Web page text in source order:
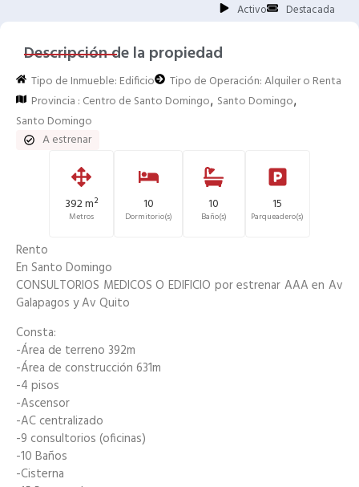
Activo Destacada
Descripción de la propiedad
Tipo de Inmueble: Edificio Tipo de Operación:Alquiler o Renta
Provincia : Centro de Santo Domingo, Santo Domingo,
Santo Domingo
A estrenar
392 m²
Metros
10
Dormitorio(s)
10
Baño(s)
15
Parqueadero(s)
Rento
En Santo Domingo
CONSULTORIOS MEDICOS O EDIFICIO por estrenar AAA en Av
Galapagos y Av Quito
Consta:
-Área de terreno 392m
-Área de construcción 631m
-4 pisos
-Ascensor
-AC centralizado
-9 consultorios (oficinas)
-10 Baños
-Cisterna